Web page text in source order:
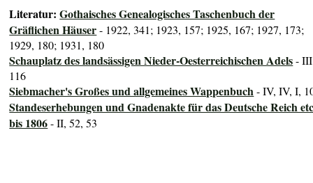
Literatur:Gothaisches Genealogisches Taschenbuch der
Gräflichen Häuser- 1922, 341; 1923, 157; 1925, 167; 1927, 173;
1929, 180; 1931, 180
Schauplatz des landsässigen Nieder-Oesterreichischen Adels-
116
Siebmacher's Großes und allgemeines Wappenbuch- IV, IV, I,
Standeserhebungen und Gnadenakte für das Deutsche Reich
bis 1806- II, 52, 53